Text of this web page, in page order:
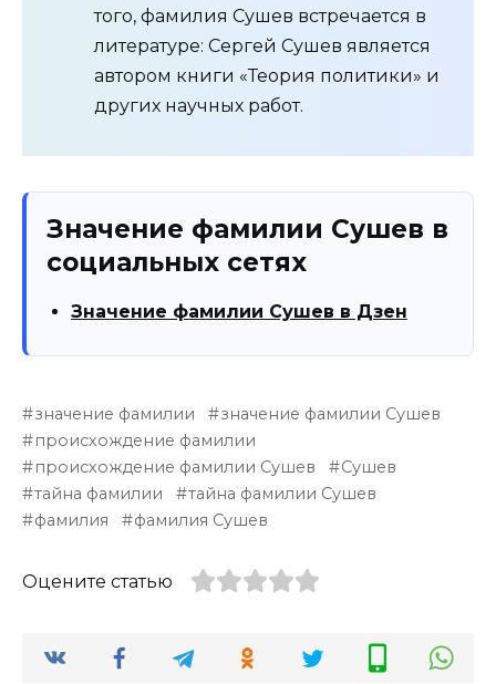
того, фамилия Сушев встречается в
литературе: Сергей Сушев является
автором книги «Теория политики» и
других научных работ.
Значение фамилии Сушев в
социальных сетях
Значение фамилии Сушев в Дзен
значение фамилии
значение фамилии Сушев
происхождение фамилии
происхождение фамилии Сушев
Сушев
тайна фамилии
тайна фамилии Сушев
фамилия
фамилия Сушев
Оцените статью